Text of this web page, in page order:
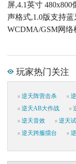
屏,4.1英寸
声格式,1.0版支持
WCDMA/GSM网络
玩家热门关注
逆天阵营击杀
逆天AB大作战
逆天音效
逆天
逆天跨服擂台